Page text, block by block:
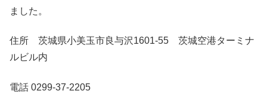
ました。
住所 茨城県小美玉市良与沢1601-55 茨城空港ターミナ
ルビル内
電話 0299-37-2205